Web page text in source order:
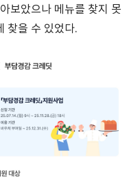
보았으나 메뉴를 찾지 못
찾을 수 있었다.